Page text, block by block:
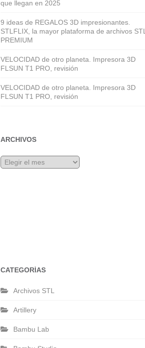
que llegan en 2025
9 ideas de REGALOS 3D impresionantes.
STLFLIX, la mayor plataforma de archivos STL
PREMIUM
VELOCIDAD de otro planeta. Impresora 3D
FLSUN T1 PRO, revisión
VELOCIDAD de otro planeta. Impresora 3D
FLSUN T1 PRO, revisión
ARCHIVOS
Archivos
CATEGORÍAS
Archivos STL
Artillery
Bambu Lab